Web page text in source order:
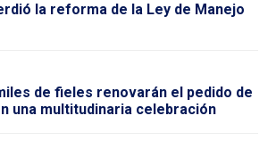
la reforma de la Ley de Manejo
de fieles renovarán el pedido de
una multitudinaria celebración